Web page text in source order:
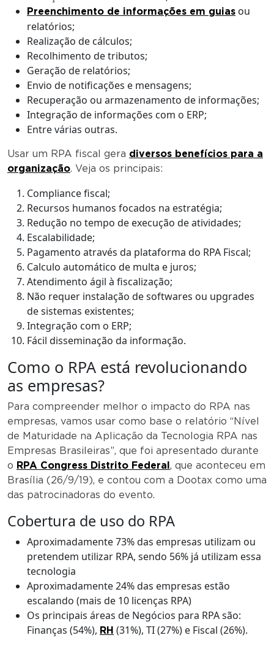
Preenchimento de informações em guias ou
relatórios;
Realização de cálculos;
Recolhimento de tributos;
Geração de relatórios;
Envio de notificações e mensagens;
Recuperação ou armazenamento de informações;
Integração de informações com o ERP;
Entre várias outras.
Usar um RPA fiscal gera diversos benefícios para a
organização. Veja os principais:
Compliance fiscal;
Recursos humanos focados na estratégia;
Redução no tempo de execução de atividades;
Escalabilidade;
Pagamento através da plataforma do RPA Fiscal;
Calculo automático de multa e juros;
Atendimento ágil à fiscalização;
Não requer instalação de softwares ou upgrades
de sistemas existentes;
Integração com o ERP;
Fácil disseminação da informação.
Como o RPA está revolucionando
as empresas?
Para compreender melhor o impacto do RPA nas
empresas, vamos usar como base o relatório “Nível
de Maturidade na Aplicação da Tecnologia RPA nas
Empresas Brasileiras”, que foi apresentado durante
o RPA Congress Distrito Federal , que aconteceu em
Brasília (26/9/19), e contou com a Dootax como uma
das patrocinadoras do evento.
Cobertura de uso do RPA
Aproximadamente 73% das empresas utilizam ou
pretendem utilizar RPA, sendo 56% já utilizam essa
tecnologia
Aproximadamente 24% das empresas estão
escalando (mais de 10 licenças RPA)
Os principais áreas de Negócios para RPA são:
Finanças (54%), RH (31%), TI (27%) e Fiscal (26%).